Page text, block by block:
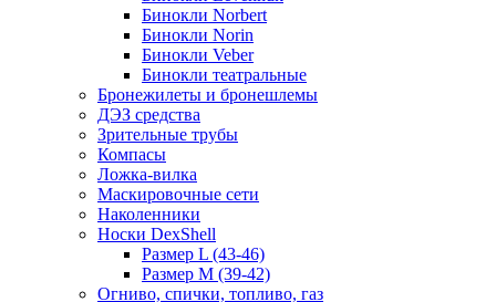
Бинокли Norbert
Бинокли Norin
Бинокли Veber
Бинокли театральные
Бронежилеты и бронешлемы
ДЭЗ средства
Зрительные трубы
Компасы
Ложка-вилка
Маскировочные сети
Наколенники
Носки DexShell
Размер L (43-46)
Размер M (39-42)
Огниво, спички, топливо, газ